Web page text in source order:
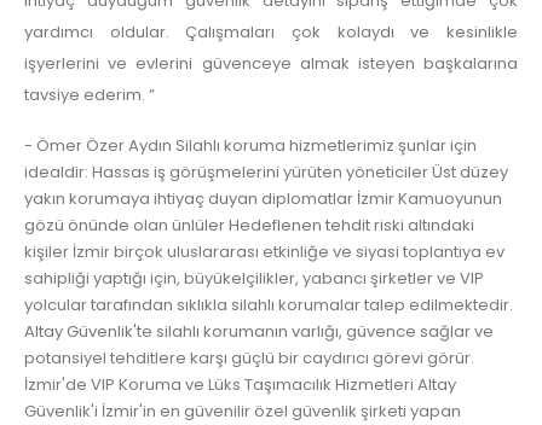
yardımcı oldular. Çalışmaları çok kolaydı ve kesinlikle
işyerlerini ve evlerini güvenceye almak isteyen başkalarına
tavsiye ederim. ”
- Ömer Özer Aydın Silahlı koruma hizmetlerimiz şunlar için
idealdir: Hassas iş görüşmelerini yürüten yöneticiler Üst düzey
yakın korumaya ihtiyaç duyan diplomatlar İzmir Kamuoyunun
gözü önünde olan ünlüler Hedeflenen tehdit riski altındaki
kişiler İzmir birçok uluslararası etkinliğe ve siyasi toplantıya ev
sahipliği yaptığı için, büyükelçilikler, yabancı şirketler ve VIP
yolcular tarafından sıklıkla silahlı korumalar talep edilmektedir.
Altay Güvenlik'te silahlı korumanın varlığı, güvence sağlar ve
potansiyel tehditlere karşı güçlü bir caydırıcı görevi görür.
İzmir'de VIP Koruma ve Lüks Taşımacılık Hizmetleri Altay
Güvenlik'i İzmir'in en güvenilir özel güvenlik şirketi yapan